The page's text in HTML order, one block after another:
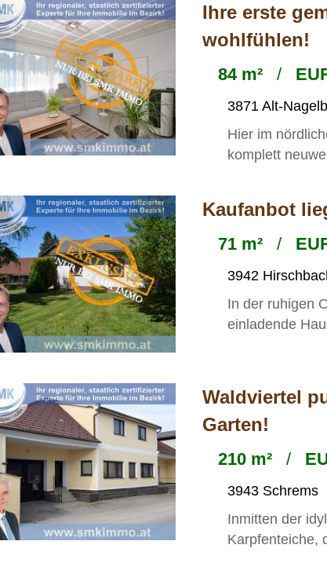
Ihre erste
wohlfühlen!
84 m² /
3871 Alt-
Hier im
komplett
Kaufanbot
71 m² /
3942
In der ruhigen
einladende
Waldviertel
Garten!
210 m² /
3943 Schrems
Inmitten der
Karpfenteiche,